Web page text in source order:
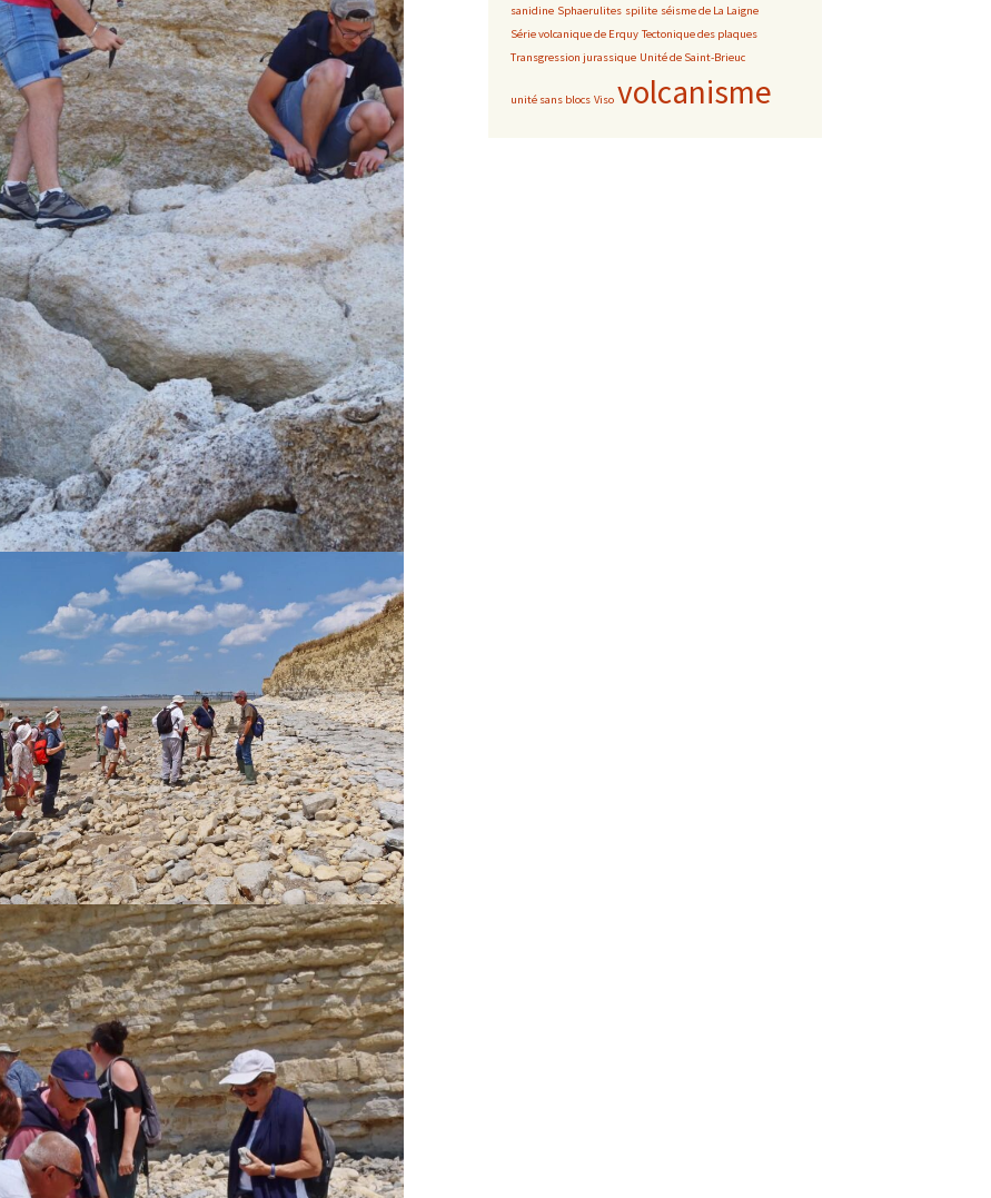
sanidine Sphaerulites spilite séisme de La Laigne
Série volcanique de Erquy Tectonique des plaques
Transgression jurassique Unité de Saint-Brieuc
unité sans blocs Viso volcanisme